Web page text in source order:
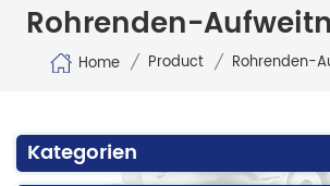
Rohrenden-
Home / Product / Rohrenden-
Kategorien